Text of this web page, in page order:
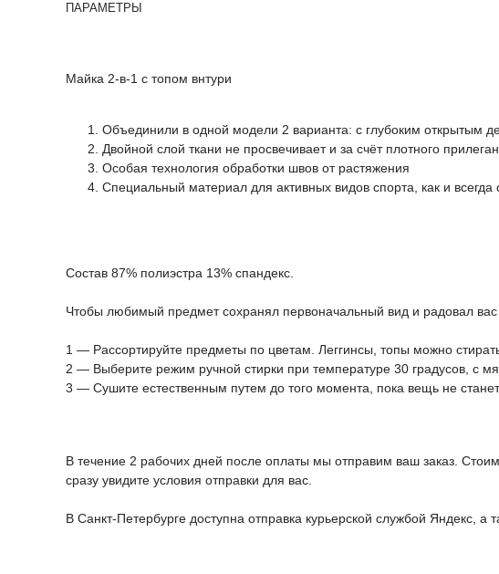
ПАРАМЕТРЫ
Майка 2-в-1 с топом внтури
Объединили в одной модели 2 варианта: с глубоким открытым
Двойной слой ткани не просвечивает и за счёт плотного
Особая технология обработки швов от растяжения
Специальный материал для активных видов спорта, как и
Состав 87% полиэстра 13% спандекс.
Чтобы любимый предмет сохранял первоначальный вид и радовал
1 — Рассортируйте предметы по цветам. Леггинсы, топы можно
2 — Выберите режим ручной стирки при температуре 30 градусов, с
3 — Сушите естественным путем до того момента, пока вещь не
В течение 2 рабочих дней после оплаты мы отправим ваш заказ.
сразу увидите условия отправки для вас.
В Санкт-Петербурге доступна отправка курьерской службой Яндекс,